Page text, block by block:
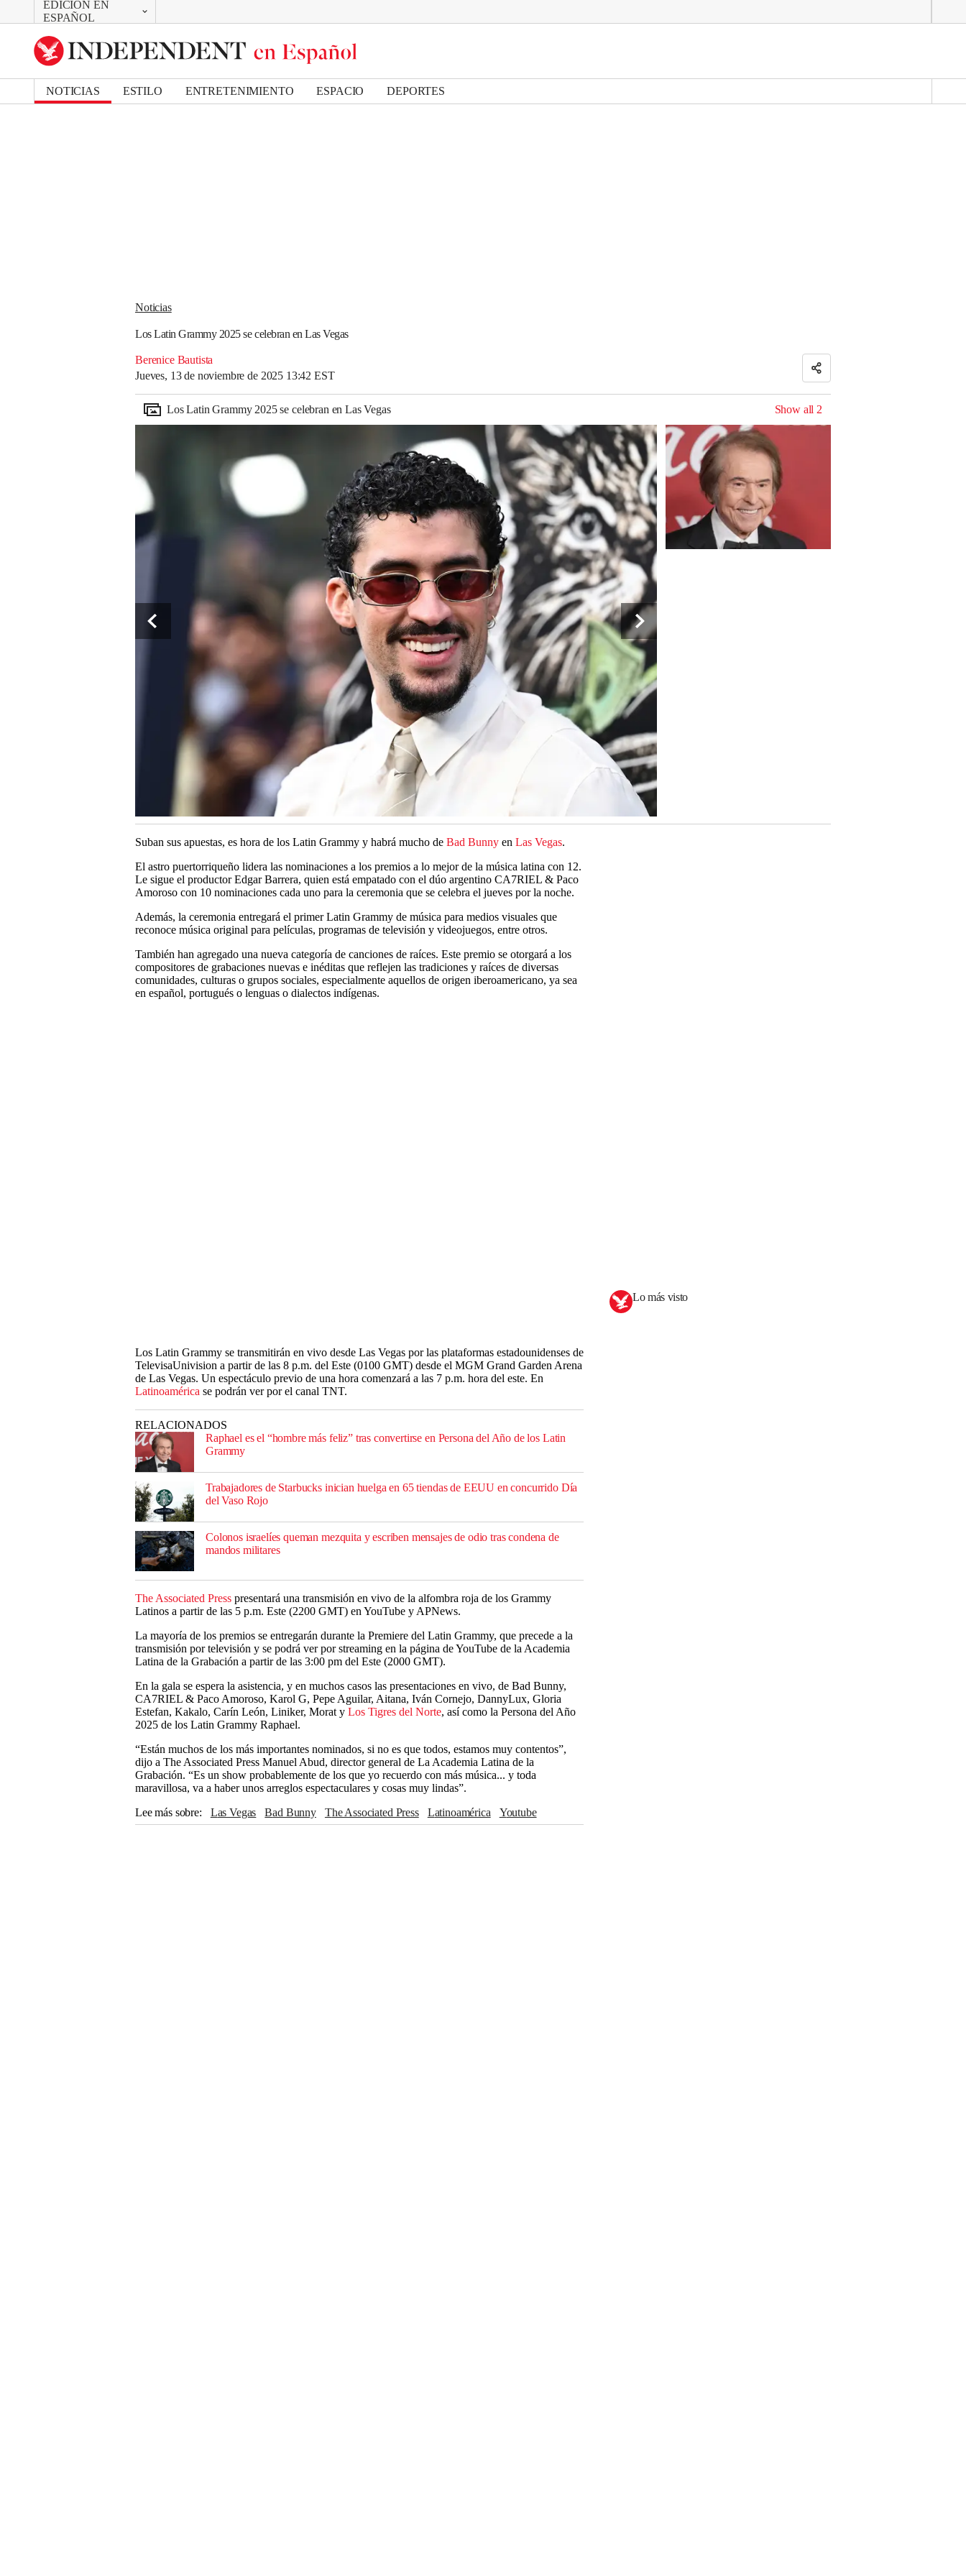
EDICIÓN EN
ESPAÑOL
CAMBIAR
UK Edition
US Edition
NOTICIAS ESTILO ENTRETENIMIENTO ESPACIO DEPORTES
Noticias
Los Latin Grammy 2025 se celebran en Las Vegas
Berenice Bautista
Jueves, 13 de noviembre de 2025 13:42 EST
Bookmark popover
Removed from bookmarks
Close popover
Los Latin Grammy 2025 se celebran en Las Vegas Show all 2
Suban sus apuestas, es hora de los Latin Grammy y habrá mucho de Bad Bunny en Las Vegas.
El astro puertorriqueño lidera las nominaciones a los premios a lo mejor de la música latina con 12.
Le sigue el productor Edgar Barrera, quien está empatado con el dúo argentino CA7RIEL & Paco
Amoroso con 10 nominaciones cada uno para la ceremonia que se celebra el jueves por la noche.
Además, la ceremonia entregará el primer Latin Grammy de música para medios visuales que
reconoce música original para películas, programas de televisión y videojuegos, entre otros.
También han agregado una nueva categoría de canciones de raíces. Este premio se otorgará a los
compositores de grabaciones nuevas e inéditas que reflejen las tradiciones y raíces de diversas
comunidades, culturas o grupos sociales, especialmente aquellos de origen iberoamericano, ya sea
en español, portugués o lenguas o dialectos indígenas.
Los Latin Grammy se transmitirán en vivo desde Las Vegas por las plataformas estadounidenses de
TelevisaUnivision a partir de las 8 p.m. del Este (0100 GMT) desde el MGM Grand Garden Arena
de Las Vegas. Un espectáculo previo de una hora comenzará a las 7 p.m. hora del este. En
Latinoamérica se podrán ver por el canal TNT.
RELACIONADOS
Raphael es el “hombre más feliz” tras convertirse en Persona del Año de los Latin
Grammy
Trabajadores de Starbucks inician huelga en 65 tiendas de EEUU en concurrido Día
del Vaso Rojo
Colonos israelíes queman mezquita y escriben mensajes de odio tras condena de
mandos militares
The Associated Press presentará una transmisión en vivo de la alfombra roja de los Grammy
Latinos a partir de las 5 p.m. Este (2200 GMT) en YouTube y APNews.
La mayoría de los premios se entregarán durante la Premiere del Latin Grammy, que precede a la
transmisión por televisión y se podrá ver por streaming en la página de YouTube de la Academia
Latina de la Grabación a partir de las 3:00 pm del Este (2000 GMT).
En la gala se espera la asistencia, y en muchos casos las presentaciones en vivo, de Bad Bunny,
CA7RIEL & Paco Amoroso, Karol G, Pepe Aguilar, Aitana, Iván Cornejo, DannyLux, Gloria
Estefan, Kakalo, Carín León, Liniker, Morat y Los Tigres del Norte, así como la Persona del Año
2025 de los Latin Grammy Raphael.
“Están muchos de los más importantes nominados, si no es que todos, estamos muy contentos”,
dijo a The Associated Press Manuel Abud, director general de La Academia Latina de la
Grabación. “Es un show probablemente de los que yo recuerdo con más música... y toda
maravillosa, va a haber unos arreglos espectaculares y cosas muy lindas”.
Lee más sobre
Las Vegas Bad Bunny The Associated Press Latinoamérica
Youtube
Los Tigres del Norte
Persona del Año Gloria Estefan Pepe Aguilar Karol G
Lo más visto